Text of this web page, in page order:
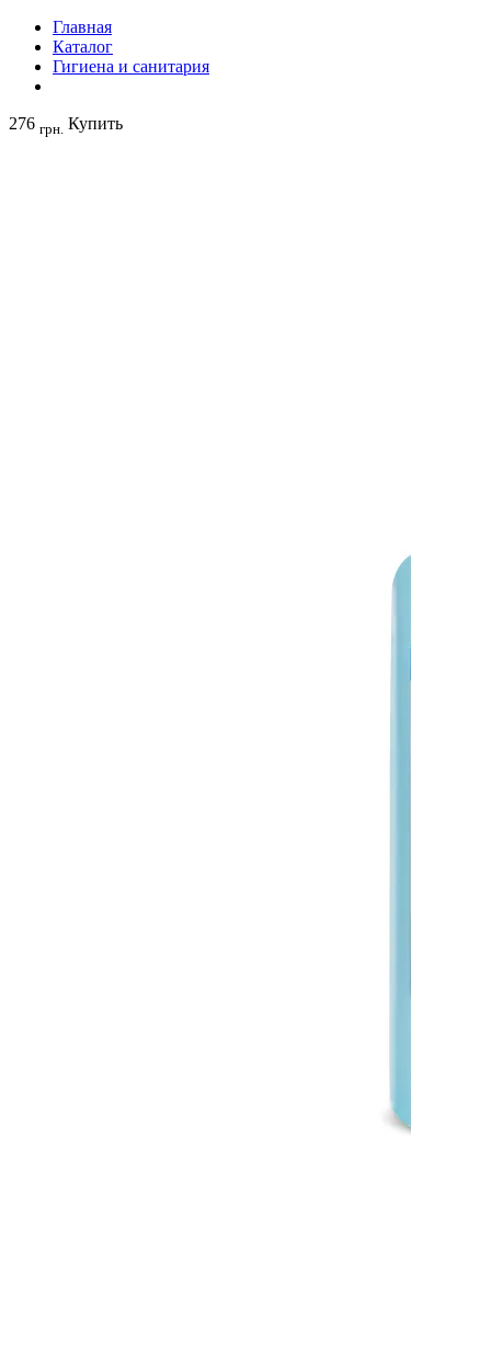
Главная
Каталог
Гигиена и санитария
276 грн. Купить